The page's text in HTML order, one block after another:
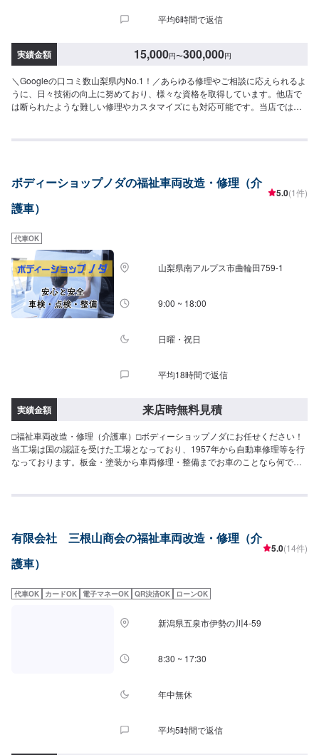
額・納車時期が変わります。予めご了承ください。【定休日・営業時間】定
平均6時間で返信
実績金額 15,000円〜300,000円
＼Googleの口コミ数山梨県内No.1！／あらゆる修理やご相談に応えられるよ
うに、日々技術の向上に努めており、様々な資格を取得しています。他店で
は断られたような難しい修理やカスタマイズにも対応可能です。当店では分
ておりますので、お客様の疑問や不安にご納得いただくまでご説明いたしま
せ。《パーツの持ち込み》☑新品パーツの持ち込み可能！オファーにて、お
写真や詳細をお送りください。《代車について》修理・メンテナンス期間中
は代車を無料で手配しております。※ガソリン代はお客様にご負担いただきま
Master・JCB・AmericanExpress・Diners）☑PayPay☑交通系ICご希望のお
支払い方法がある場合にはオファー備考欄にてお知らせください。保険をご
利用なさるお客様は入庫日にご加入の任意保険の証券をお持ちください。※写
真は見本です。状態や車種などにより金額が変わりますので、予めご了承く
ださい。【定休日・営業時間】定休日：日曜日、祝日営業時間：9:00~18:00
ボディーショップノダの福祉車両改造・修理（介
護車）
5.0(1件)
代車OK
山梨県南アルプス市曲輪田759-1
9:00 ~ 18:00
日曜・祝日
平均18時間で返信
実績金額 来店時無料見積
□福祉車両改造・修理（介護車）□ボディーショップノダにお任せください！
当工場は国の認証を受けた工場となっており、1957年から自動車修理等を行
なっております。板金・塗装から車両修理・整備までお車のことなら何でも
いただければ作業開始【4】仕上がり次第納車□代車について□無料の代車ご
有限会社 三根山商会の福祉車両改造・修理（介
護車）
5.0(14件)
代車OK カードOK 電子マネーOK QR決済OK ローンOK
新潟県五泉市伊勢の川4-59
8:30 ~ 17:30
年中無休
平均5時間で返信